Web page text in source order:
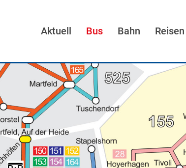
Aktuell Bus Bahn Reisen